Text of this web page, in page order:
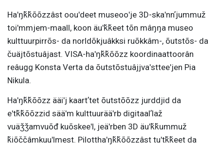
Haʹŋǩǩõõzzâst oouʹdeet museooʹje 3D-skaʹnnʼjummuž
toiʹmmjem-maall, koon äuʹǩǩeet tõn mâŋŋa museo
kulttuurpirrõs- da norldõkjuâkksi ruõkkâm-, õutstõs- da
čuäjtõstuâjast. VISA-haʹŋǩǩõõzz koordinaattoorân
reâugg Konsta Verta da õutstõstuâjjvaʹstteeʹjen Pia
Nikula.
Haʹŋǩǩõõzz ääiʹj kaartʼtet õutstõõzz jurddjid da
eʹtǩǩõõzzid sääʹm kulttuurääʹrb digitaalʼlaž
vuäǯǯamvuõđ kuõskeeʹl, jeäʹrben 3D äuʹǩǩummuž
ǩiõččâmkuuʹlmest. Pilotthaʹŋǩǩõõzzâst tuʹtǩǩeet da